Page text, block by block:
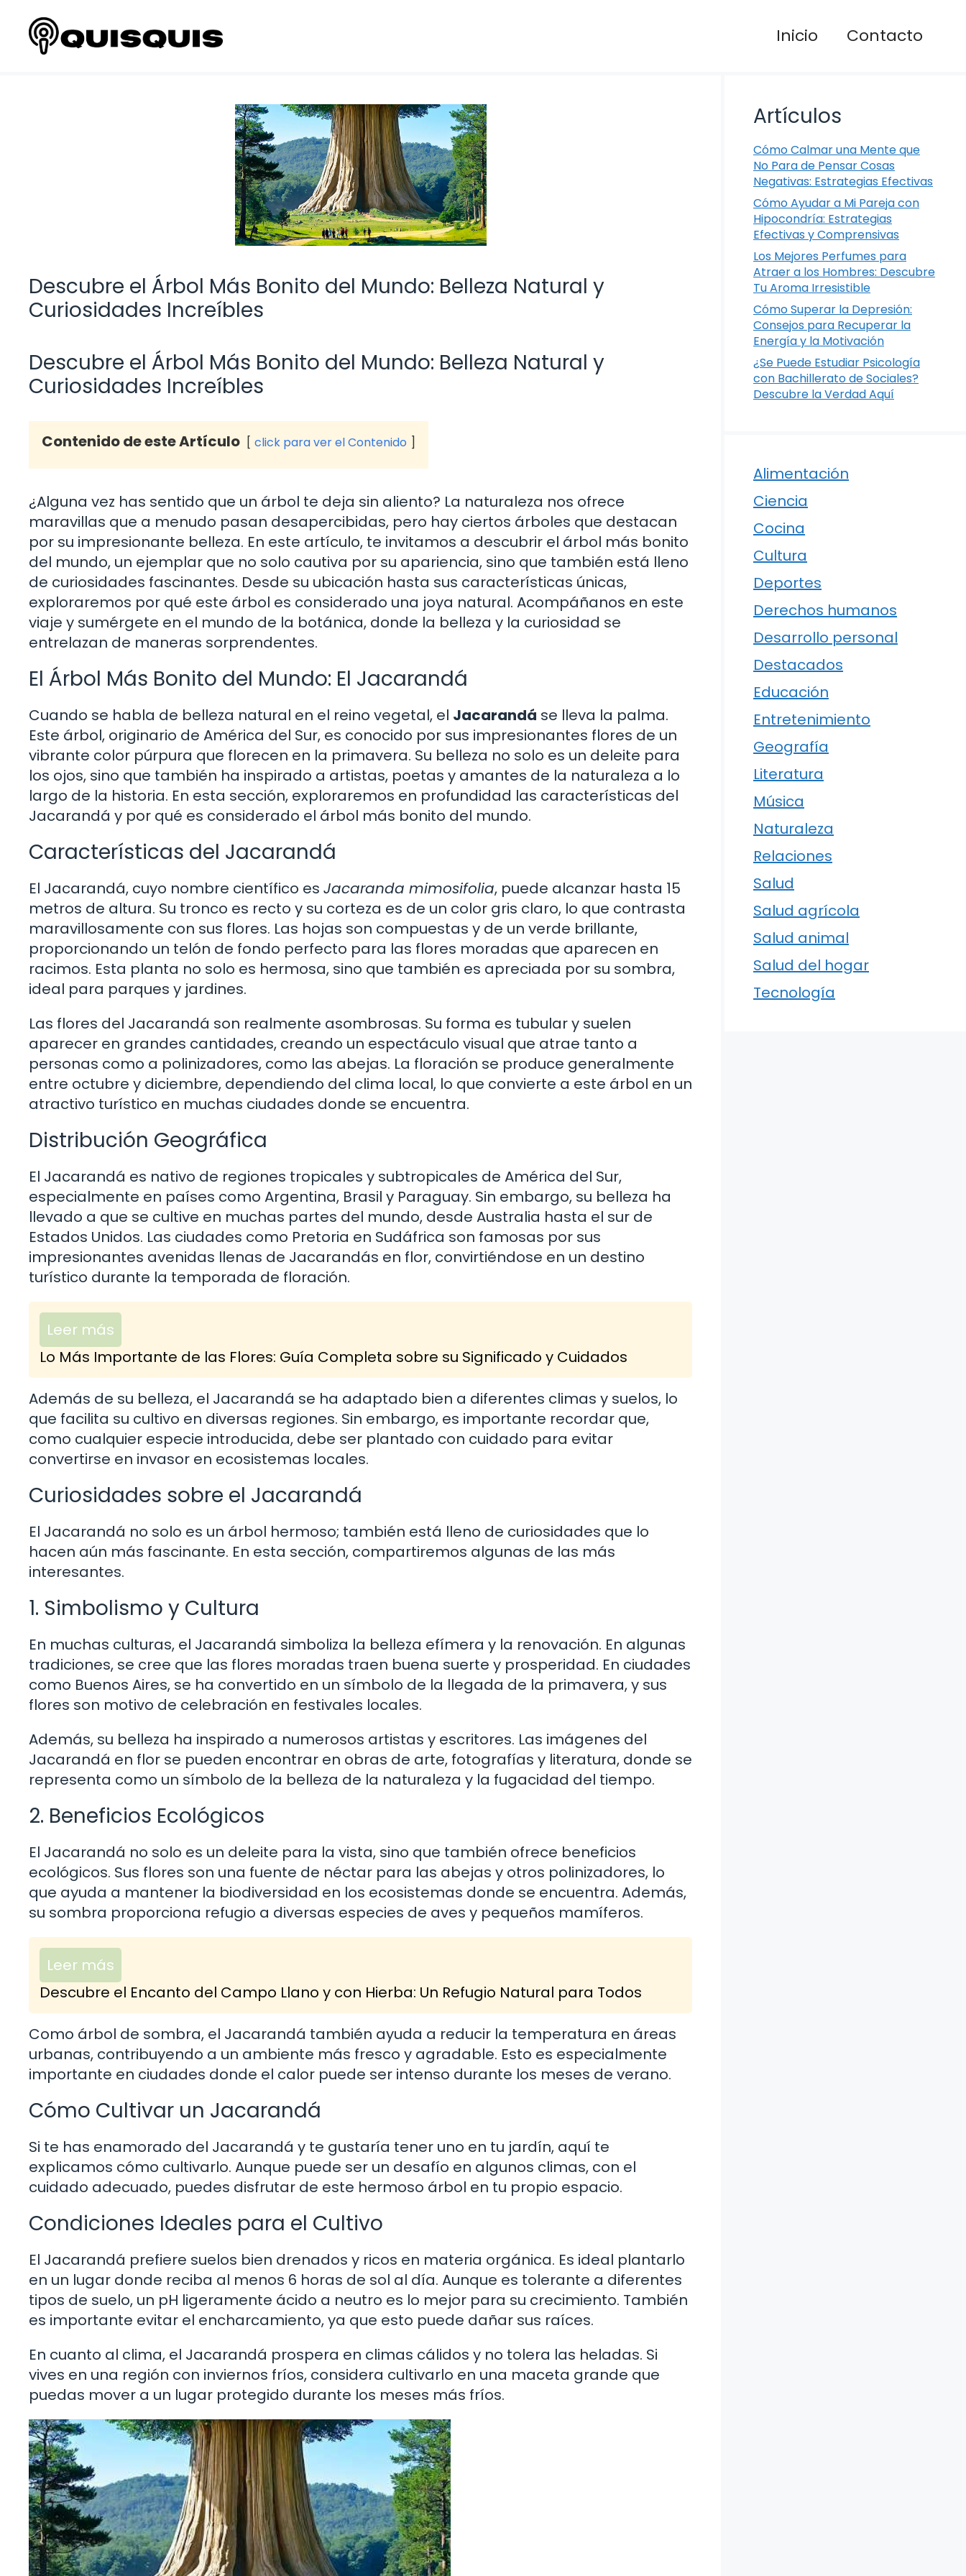
contenido
Inicio Contacto
Descubre el Árbol Más Bonito del Mundo: Belleza Natural y
Curiosidades Increíbles
Descubre el Árbol Más Bonito del Mundo: Belleza Natural y
Curiosidades Increíbles
Contenido de este Artículo click para ver el Contenido
¿Alguna vez has sentido que un árbol te deja sin aliento? La naturaleza nos ofrece
maravillas que a menudo pasan desapercibidas, pero hay ciertos árboles que destacan
por su impresionante belleza. En este artículo, te invitamos a descubrir el árbol más bonito
del mundo, un ejemplar que no solo cautiva por su apariencia, sino que también está lleno
de curiosidades fascinantes. Desde su ubicación hasta sus características únicas,
exploraremos por qué este árbol es considerado una joya natural. Acompáñanos en este
viaje y sumérgete en el mundo de la botánica, donde la belleza y la curiosidad se
entrelazan de maneras sorprendentes.
El Árbol Más Bonito del Mundo: El Jacarandá
Cuando se habla de belleza natural en el reino vegetal, el Jacarandá se lleva la palma.
Este árbol, originario de América del Sur, es conocido por sus impresionantes flores de un
vibrante color púrpura que florecen en la primavera. Su belleza no solo es un deleite para
los ojos, sino que también ha inspirado a artistas, poetas y amantes de la naturaleza a lo
largo de la historia. En esta sección, exploraremos en profundidad las características del
Jacarandá y por qué es considerado el árbol más bonito del mundo.
Características del Jacarandá
El Jacarandá, cuyo nombre científico es Jacaranda mimosifolia, puede alcanzar hasta 15
metros de altura. Su tronco es recto y su corteza es de un color gris claro, lo que contrasta
maravillosamente con sus flores. Las hojas son compuestas y de un verde brillante,
proporcionando un telón de fondo perfecto para las flores moradas que aparecen en
racimos. Esta planta no solo es hermosa, sino que también es apreciada por su sombra,
ideal para parques y jardines.
Las flores del Jacarandá son realmente asombrosas. Su forma es tubular y suelen
aparecer en grandes cantidades, creando un espectáculo visual que atrae tanto a
personas como a polinizadores, como las abejas. La floración se produce generalmente
entre octubre y diciembre, dependiendo del clima local, lo que convierte a este árbol en un
atractivo turístico en muchas ciudades donde se encuentra.
Distribución Geográfica
El Jacarandá es nativo de regiones tropicales y subtropicales de América del Sur,
especialmente en países como Argentina, Brasil y Paraguay. Sin embargo, su belleza ha
llevado a que se cultive en muchas partes del mundo, desde Australia hasta el sur de
Estados Unidos. Las ciudades como Pretoria en Sudáfrica son famosas por sus
impresionantes avenidas llenas de Jacarandás en flor, convirtiéndose en un destino
turístico durante la temporada de floración.
Leer más
Lo Más Importante de las Flores: Guía Completa sobre su Significado y Cuidados
Además de su belleza, el Jacarandá se ha adaptado bien a diferentes climas y suelos, lo
que facilita su cultivo en diversas regiones. Sin embargo, es importante recordar que,
como cualquier especie introducida, debe ser plantado con cuidado para evitar
convertirse en invasor en ecosistemas locales.
Curiosidades sobre el Jacarandá
El Jacarandá no solo es un árbol hermoso; también está lleno de curiosidades que lo
hacen aún más fascinante. En esta sección, compartiremos algunas de las más
interesantes.
1. Simbolismo y Cultura
En muchas culturas, el Jacarandá simboliza la belleza efímera y la renovación. En algunas
tradiciones, se cree que las flores moradas traen buena suerte y prosperidad. En ciudades
como Buenos Aires, se ha convertido en un símbolo de la llegada de la primavera, y sus
flores son motivo de celebración en festivales locales.
Además, su belleza ha inspirado a numerosos artistas y escritores. Las imágenes del
Jacarandá en flor se pueden encontrar en obras de arte, fotografías y literatura, donde se
representa como un símbolo de la belleza de la naturaleza y la fugacidad del tiempo.
2. Beneficios Ecológicos
El Jacarandá no solo es un deleite para la vista, sino que también ofrece beneficios
ecológicos. Sus flores son una fuente de néctar para las abejas y otros polinizadores, lo
que ayuda a mantener la biodiversidad en los ecosistemas donde se encuentra. Además,
su sombra proporciona refugio a diversas especies de aves y pequeños mamíferos.
Leer más
Descubre el Encanto del Campo Llano y con Hierba: Un Refugio Natural para Todos
Como árbol de sombra, el Jacarandá también ayuda a reducir la temperatura en áreas
urbanas, contribuyendo a un ambiente más fresco y agradable. Esto es especialmente
importante en ciudades donde el calor puede ser intenso durante los meses de verano.
Cómo Cultivar un Jacarandá
Si te has enamorado del Jacarandá y te gustaría tener uno en tu jardín, aquí te
explicamos cómo cultivarlo. Aunque puede ser un desafío en algunos climas, con el
cuidado adecuado, puedes disfrutar de este hermoso árbol en tu propio espacio.
Condiciones Ideales para el Cultivo
El Jacarandá prefiere suelos bien drenados y ricos en materia orgánica. Es ideal plantarlo
en un lugar donde reciba al menos 6 horas de sol al día. Aunque es tolerante a diferentes
tipos de suelo, un pH ligeramente ácido a neutro es lo mejor para su crecimiento. También
es importante evitar el encharcamiento, ya que esto puede dañar sus raíces.
En cuanto al clima, el Jacarandá prospera en climas cálidos y no tolera las heladas. Si
vives en una región con inviernos fríos, considera cultivarlo en una maceta grande que
puedas mover a un lugar protegido durante los meses más fríos.
Artículos
Cómo Calmar una Mente que
No Para de Pensar Cosas
Negativas: Estrategias Efectivas
Cómo Ayudar a Mi Pareja con
Hipocondría: Estrategias
Efectivas y Comprensivas
Los Mejores Perfumes para
Atraer a los Hombres: Descubre
Tu Aroma Irresistible
Cómo Superar la Depresión:
Consejos para Recuperar la
Energía y la Motivación
¿Se Puede Estudiar Psicología
con Bachillerato de Sociales?
Descubre la Verdad Aquí
Alimentación
Ciencia
Cocina
Cultura
Deportes
Derechos humanos
Desarrollo personal
Destacados
Educación
Entretenimiento
Geografía
Literatura
Música
Naturaleza
Relaciones
Salud
Salud agrícola
Salud animal
Salud del hogar
Tecnología